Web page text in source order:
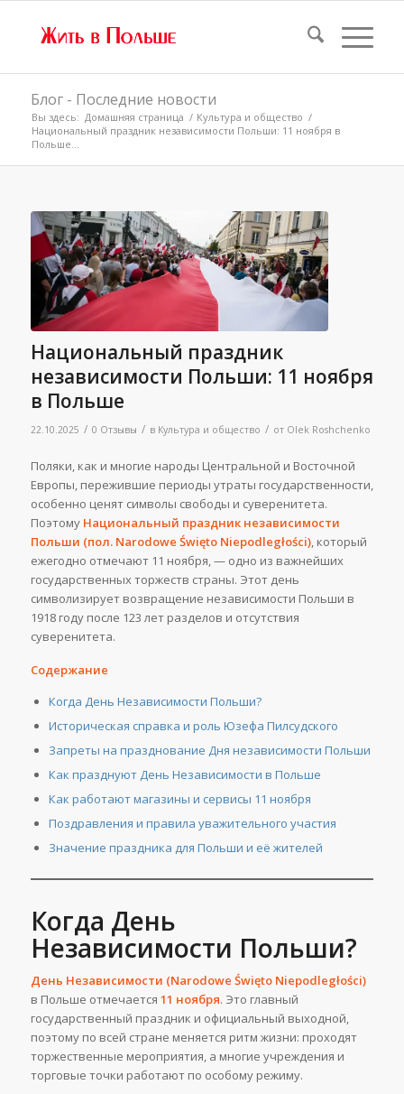
Блог - Последние новости
Вы здесь: Домашняя страница / Культура и общество /
Национальный праздник независимости Польши: 11 ноября в
Польше...
Национальный праздник
независимости Польши: 11 ноября
в Польше
22.10.2025 / 0 Отзывы / в Культура и общество / от Olek Roshchenko
Поляки, как и многие народы Центральной и Восточной
Европы, пережившие периоды утраты государственности,
особенно ценят символы свободы и суверенитета.
Поэтому Национальный праздник независимости
Польши (пол. Narodowe Święto Niepodległości), который
ежегодно отмечают 11 ноября, — одно из важнейших
государственных торжеств страны. Этот день
символизирует возвращение независимости Польши в
1918 году после 123 лет разделов и отсутствия
суверенитета.
Содержание
Когда День Независимости Польши?
Историческая справка и роль Юзефа Пилсудского
Запреты на празднование Дня независимости Польши
Как празднуют День Независимости в Польше
Как работают магазины и сервисы 11 ноября
Поздравления и правила уважительного участия
Значение праздника для Польши и её жителей
Когда День
Независимости Польши?
День Независимости (Narodowe Święto Niepodległości)
в Польше отмечается 11 ноября. Это главный
государственный праздник и официальный выходной,
поэтому по всей стране меняется ритм жизни: проходят
торжественные мероприятия, а многие учреждения и
торговые точки работают по особому режиму.